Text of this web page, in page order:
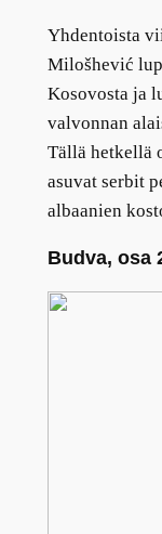
Yhdentoista
Milošhević
Kosovosta ja
valvonnan
Tällä hetkellä
asuvat serbit
albaanien
Budva, osa